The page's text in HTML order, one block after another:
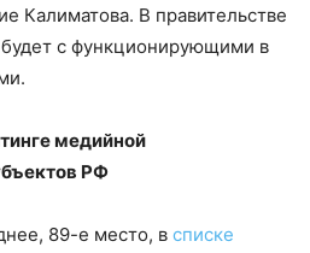
Калиматова. В правительстве
с функционирующими в
медийной
РФ
89-е место, в списке